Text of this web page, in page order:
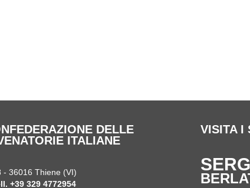
DELLE
ITALIANE
- 36016 Thiene (VI)
+39 329 4772954
VISITA I